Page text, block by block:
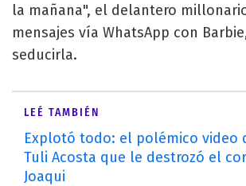
la mañana", el delantero
mensajes vía WhatsApp con
seducirla.
LEÉ TAMBIÉN
Explotó todo: el polémico video
Tuli Acosta que le destrozó el
Joaqui